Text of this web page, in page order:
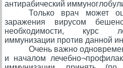
антирабический
Только врач может
заражения вирусом
необходимости, курс
иммунизации против данной
Очень важно
и началом